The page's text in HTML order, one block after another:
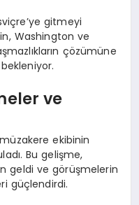
gitmeyi
Washington ve
çözümüne
ve
müzakere ekibinin
Bu gelişme,
geldi ve görüşmelerin
güçlendirdi.